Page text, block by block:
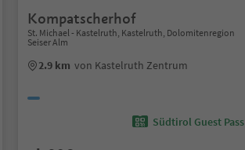
Kompatscherhof
St. Michael - Kastelruth, Kastelruth, Dolomitenregion
Seiser Alm
2.9 km von Kastelruth Zentrum
Südtirol Guest Pass